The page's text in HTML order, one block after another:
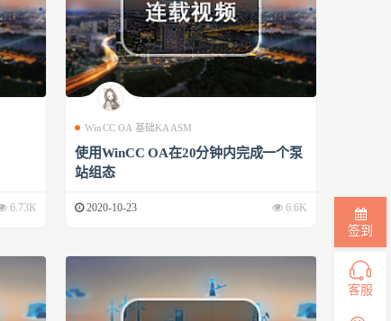
6.73K
WinCC OA 基础KAASM
使用WinCC OA在20分钟内完成一个泵
站组态
2020-10-23 6.6K
签到
客服